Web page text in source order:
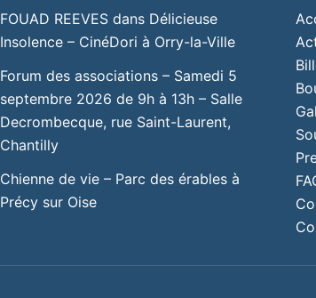
FOUAD REEVES dans Délicieuse
Insolence – CinéDori à Orry-la-Ville
Forum des associations – Samedi 5
septembre 2026 de 9h à 13h – Salle
Decrombecque, rue Saint-Laurent,
Chantilly
Chienne de vie – Parc des érables à
Précy sur Oise